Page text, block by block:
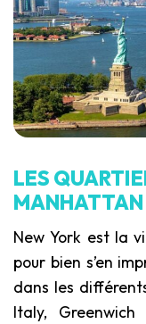
LES
MANHATTAN
New York est la
pour bien s’en
dans les
Italy,